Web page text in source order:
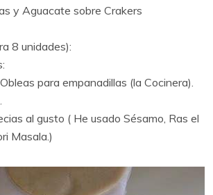
y Aguacate sobre Crakers
8 unidades):
para empanadillas (la Cocinera).
al gusto ( He usado Sésamo, Ras el
Masala.)